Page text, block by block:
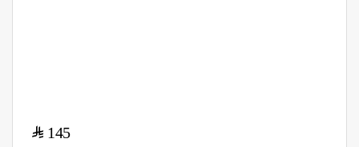
145
$